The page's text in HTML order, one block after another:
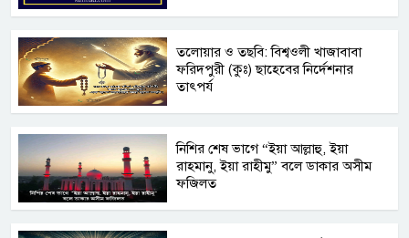
তলোয়ার ও তছবি: বিশ্বওলী খাজাবাবা
ফরিদপুরী (কুঃ) ছাহেবের নির্দেশনার
তাৎপর্য
নিশির শেষ ভাগে “ইয়া আল্লাহু, ইয়া
রাহমানু, ইয়া রাহীমু” বলে ডাকার অসীম
ফজিলত